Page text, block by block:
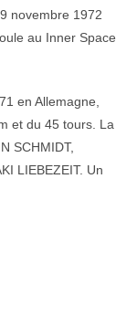
novembre 1972
au Inner Space
en Allemagne,
et du 45 tours. La
SCHMIDT,
LIEBEZEIT. Un